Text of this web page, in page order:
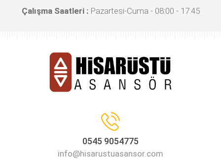
Çalışma Saatleri :Pazartesi-Cuma - 08:00 - 17:45
0545 9054775
info@hisarustuasansor.com